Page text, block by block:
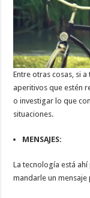
Entre otras cosas, si
aperitivos que estén
o investigar lo que
situaciones.
MENSAJES:
La tecnología está
mandarle un